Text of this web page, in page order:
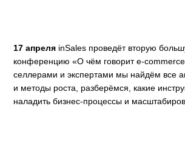
17 апреля inSales проведёт вторую
конференцию «О чём говорит e-
селлерами и экспертами мы найдём все
и методы роста, разберёмся, какие
наладить бизнес-процессы и